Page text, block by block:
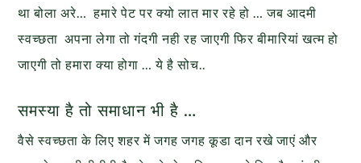
था बोला अरे… हमारे पेट पर क्यो लात मार रहे हो … जब आदमी
स्वच्छता अपना लेगा तो गंदगी नही रह जाएगी फिर बीमारियां खत्म हो
जाएगी तो हमारा क्या होगा … ये है सोच..
समस्या है तो समाधान भी है …
वैसे स्वच्छता के लिए शहर में जगह जगह कूडा दान रखे जाएं और